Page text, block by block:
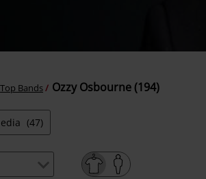
Top Bands Ozzy Osbourne (194)
(47)